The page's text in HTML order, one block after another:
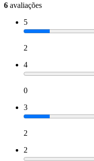
6 avaliações
5
2
4
0
3
2
2